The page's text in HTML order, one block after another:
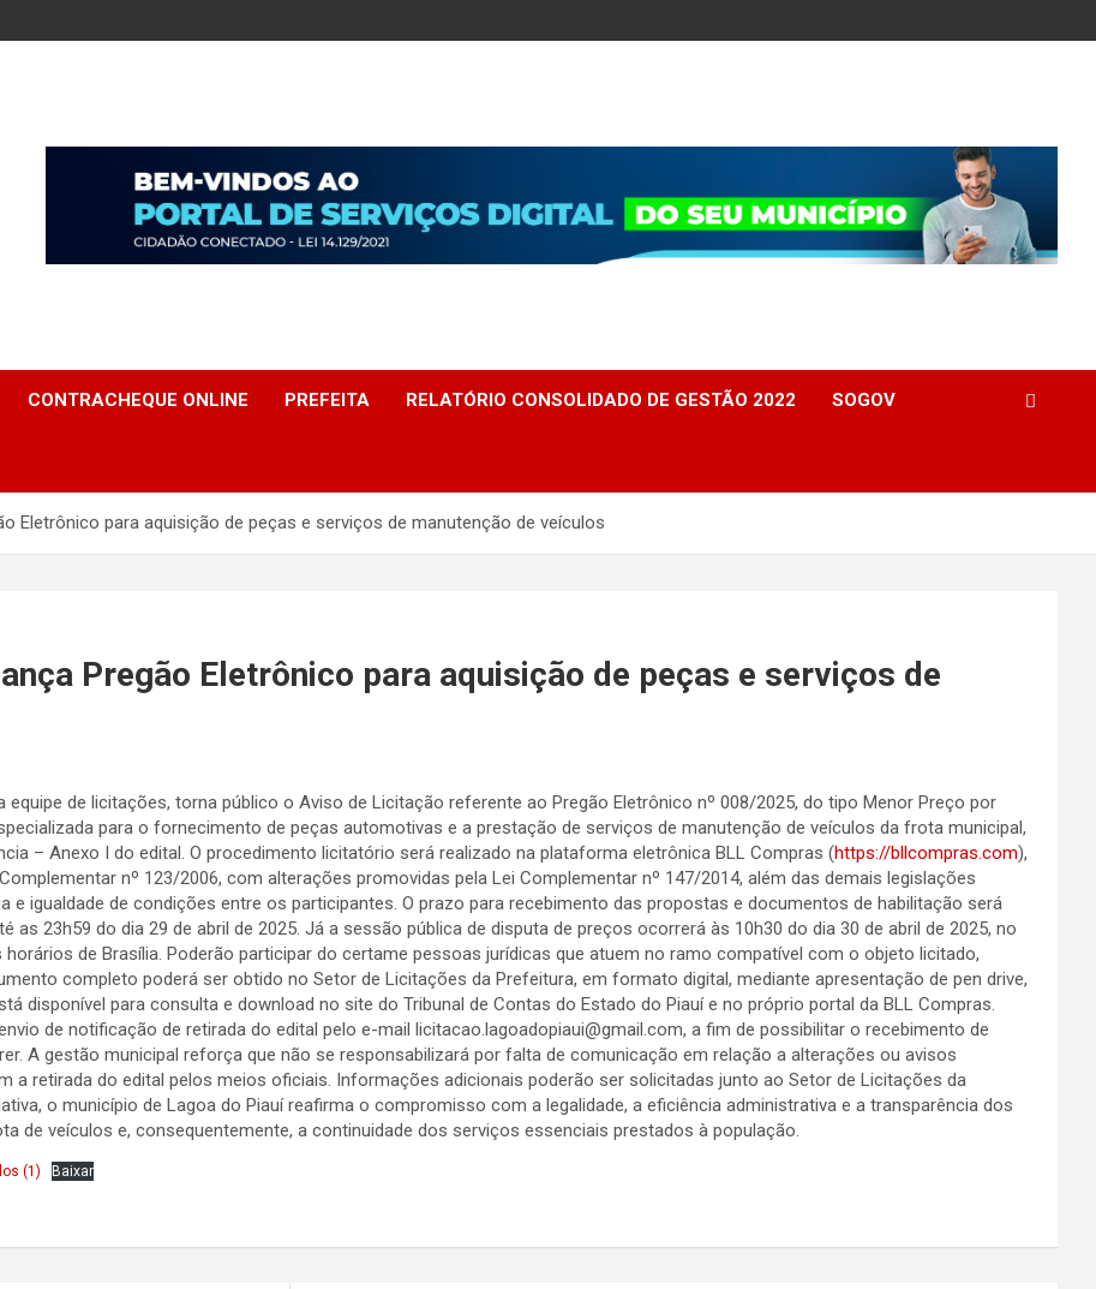
CONTRACHEQUE ONLINE PREFEITA RELATÓRIO CONSOLIDADO DE GESTÃO 2022 SOGOV
Eletrônico para aquisição de peças e serviços de manutenção de veículos
Pregão Eletrônico para aquisição de peças e serviços de
equipe de licitações, torna público o Aviso de Licitação referente ao Pregão Eletrônico nº 008/2025, do tipo Menor Preço por
para o fornecimento de peças automotivas e a prestação de serviços de manutenção de veículos da frota municipal,
– Anexo I do edital. O procedimento licitatório será realizado na plataforma eletrônica BLL Compras (https://bllcompras.com),
nº 123/2006, com alterações promovidas pela Lei Complementar nº 147/2014, além das demais legislações
e igualdade de condições entre os participantes. O prazo para recebimento das propostas e documentos de habilitação será
as 23h59 do dia 29 de abril de 2025. Já a sessão pública de disputa de preços ocorrerá às 10h30 do dia 30 de abril de 2025, no
de Brasília. Poderão participar do certame pessoas jurídicas que atuem no ramo compatível com o objeto licitado,
completo poderá ser obtido no Setor de Licitações da Prefeitura, em formato digital, mediante apresentação de pen drive,
disponível para consulta e download no site do Tribunal de Contas do Estado do Piauí e no próprio portal da BLL Compras.
de notificação de retirada do edital pelo e-mail licitacao.lagoadopiaui@gmail.com, a fim de possibilitar o recebimento de
A gestão municipal reforça que não se responsabilizará por falta de comunicação em relação a alterações ou avisos
a retirada do edital pelos meios oficiais. Informações adicionais poderão ser solicitadas junto ao Setor de Licitações da
o município de Lagoa do Piauí reafirma o compromisso com a legalidade, a eficiência administrativa e a transparência dos
de veículos e, consequentemente, a continuidade dos serviços essenciais prestados à população.
(1) Baixar